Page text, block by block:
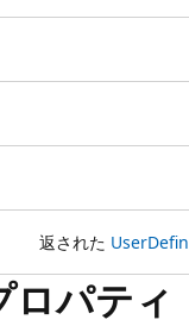
返された
ロパティ